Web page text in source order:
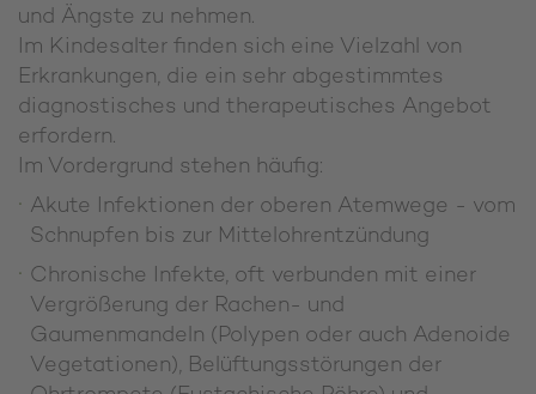
und Ängste zu nehmen.
Im Kindesalter finden sich eine Vielzahl von
Erkrankungen, die ein sehr abgestimmtes
diagnostisches und therapeutisches Angebot
erfordern.
Im Vordergrund stehen häufig:
Akute Infektionen der oberen Atemwege - vom
Schnupfen bis zur Mittelohrentzündung
Chronische Infekte, oft verbunden mit einer
Vergrößerung der Rachen- und
Gaumenmandeln (Polypen oder auch Adenoide
Vegetationen), Belüftungsstörungen der